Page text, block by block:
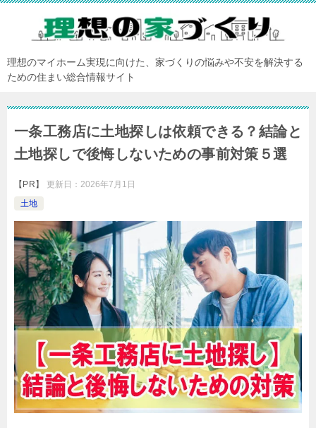
理想のマイホーム実現に向けた、家づくりの悩みや不安を解決する
ための住まい総合情報サイト
一条工務店に土地探しは依頼できる？結論と
土地探しで後悔しないための事前対策５選
【PR】 更新日： 2026年7月1日
土地